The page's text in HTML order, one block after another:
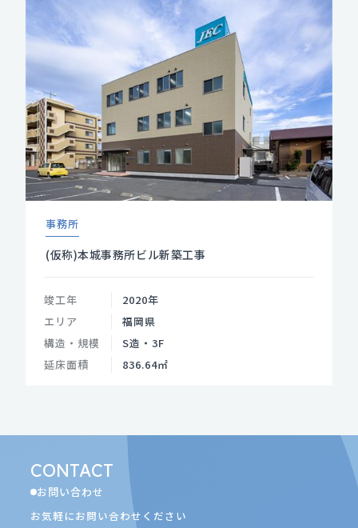
事務所
(仮称)本城事務所ビル新築工事
竣工年
2020年
エリア
福岡県
構造・規模
S造・3F
延床面積
836.64㎡
CONTACT
お問い合わせ
お気軽にお問い合わせください